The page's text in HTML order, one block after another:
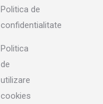
Politica de
confidentialitate
Politica
de
utilizare
cookies